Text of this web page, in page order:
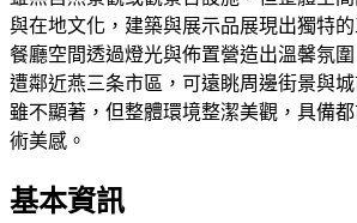
與在地文化，建築與展示品展現出獨特
餐廳空間透過燈光與佈置營造出溫馨氛
遭鄰近燕三条市區，可遠眺周邊街景與
雖不顯著，但整體環境整潔美觀，具備
術美感。
基本資訊